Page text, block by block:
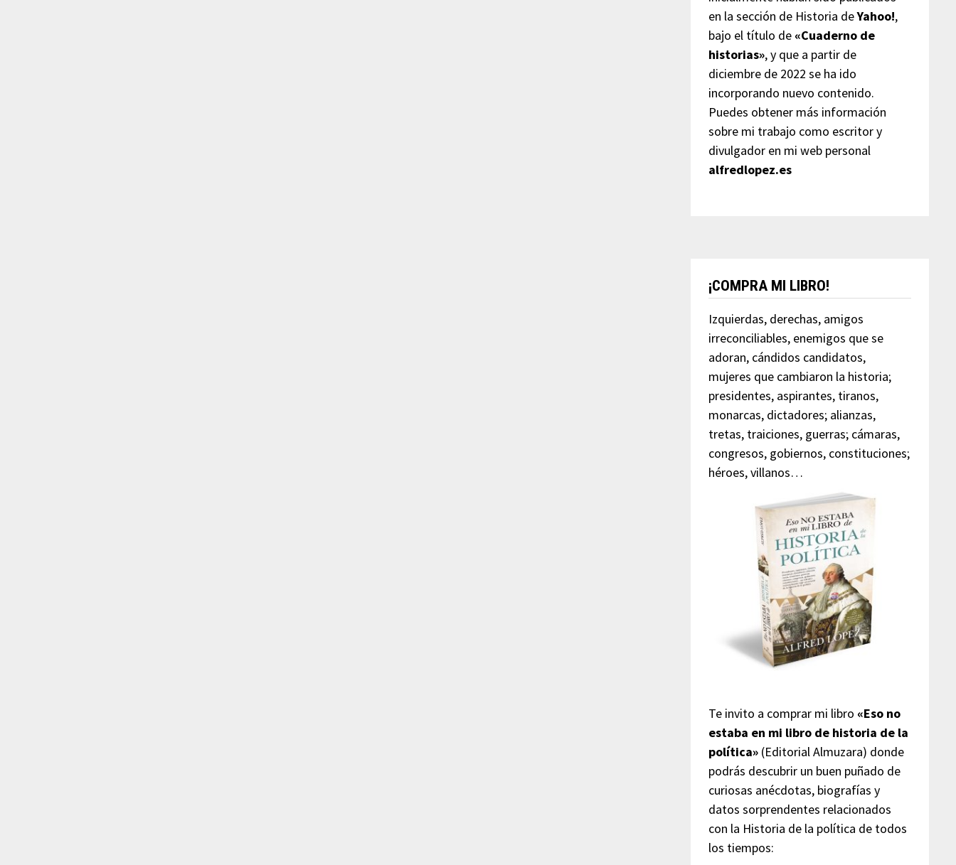
en la sección de Historia deYahoo!,
bajo el título de «Cuaderno de
historias», y que a partir de
diciembre de 2022 se ha ido
incorporando nuevo contenido.
Puedes obtener más información
sobre mi trabajo como escritor y
divulgador en mi web personal
alfredlopez.es
¡COMPRA MI LIBRO!
Izquierdas, derechas, amigos
irreconciliables, enemigos que se
adoran, cándidos candidatos,
mujeres que cambiaron la historia;
presidentes, aspirantes, tiranos,
monarcas, dictadores; alianzas,
tretas, traiciones, guerras; cámaras,
congresos, gobiernos, constituciones;
héroes, villanos…
Te invito a comprar mi libro «Eso no
estaba en mi libro de historia de la
política»(Editorial Almuzara) donde
podrás descubrir un buen puñado de
curiosas anécdotas, biografías y
datos sorprendentes relacionados
con la Historia de la política de todos
los tiempos: